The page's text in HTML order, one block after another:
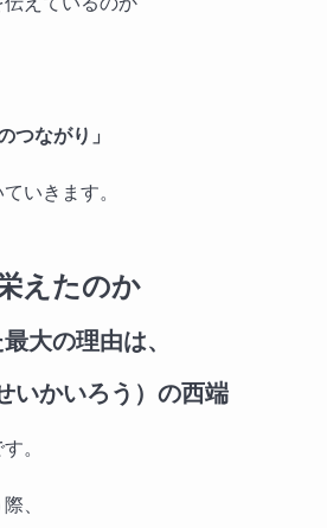
つながり」
いきます。
えたのか
大の理由は、
いかいろう）の西端
。
、